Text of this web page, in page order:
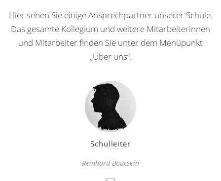
Hier sehen Sie einige Ansprechpartner unserer Schule.
Das gesamte Kollegium und weitere Mitarbeiterinnen
und Mitarbeiter finden Sie unter dem Menüpunkt
„Über uns“.
Schulleiter
Reinhard Boucsein